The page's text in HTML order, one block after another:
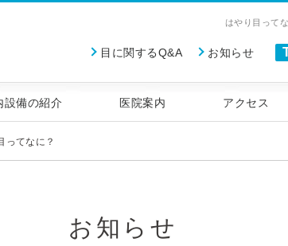
はやり目って
お知らせ
目に関するQ&A
シック[LASIK]手術
設備の紹介 医院案内 アクセス
ってなに？
お知らせ